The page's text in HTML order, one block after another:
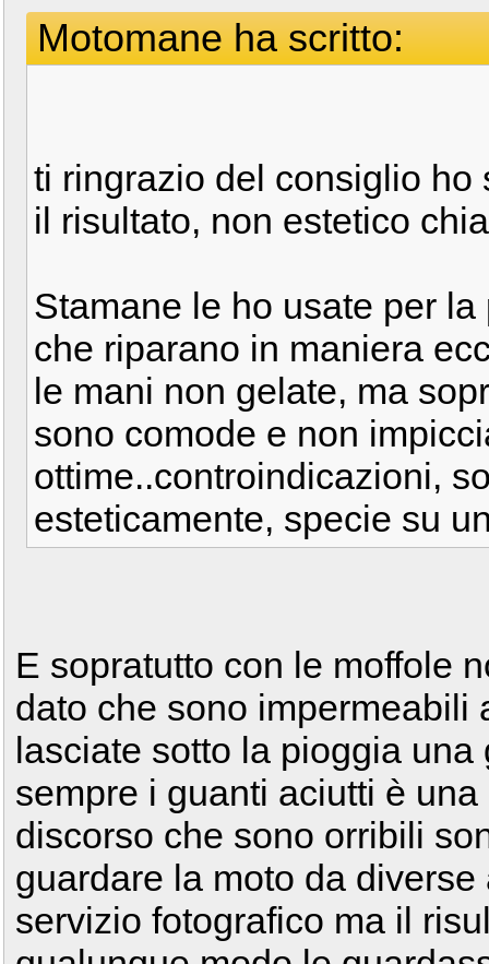
Motomane ha scritto:
ti ringrazio del consiglio ho
il risultato, non estetico
Stamane le ho usate per
che riparano in maniera
le mani non gelate, ma
sono comode e non
ottime..controindicazioni,
esteticamente, specie su
E sopratutto con le moffole
dato che sono impermeabili
lasciate sotto la pioggia
sempre i guanti aciutti è
discorso che sono orribili
guardare la moto da
servizio fotografico ma il